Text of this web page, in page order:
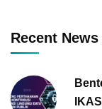
Recent News